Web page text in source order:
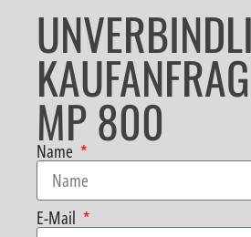
MP 800
Name
E-Mail